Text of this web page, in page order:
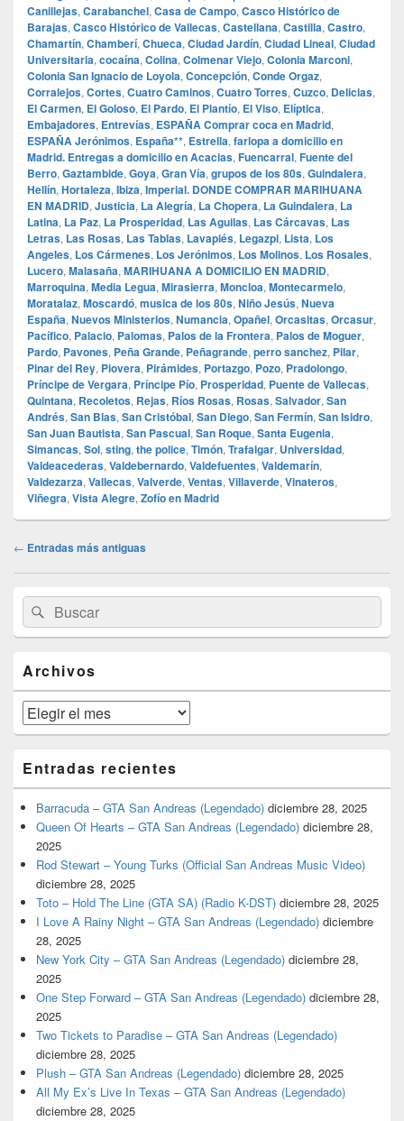
Canillejas, Carabanchel, Casa de Campo, Casco Histórico de
Barajas, Casco Histórico de Vallecas, Castellana, Castilla, Castro,
Chamartín, Chamberí, Chueca, Ciudad Jardín, Ciudad Lineal, Ciudad
Universitaria, cocaína, Colina, Colmenar Viejo, Colonia Marconi,
Colonia San Ignacio de Loyola, Concepción, Conde Orgaz,
Corralejos, Cortes, Cuatro Caminos, Cuatro Torres, Cuzco, Delicias,
El Carmen, El Goloso, El Pardo, El Plantío, El Viso, Elíptica,
Embajadores, Entrevías, ESPAÑA Comprar coca en Madrid,
ESPAÑA Jerónimos, España**, Estrella, farlopa a domicilio en
Madrid. Entregas a domicilio en Acacias, Fuencarral, Fuente del
Berro, Gaztambide, Goya, Gran Vía, grupos de los 80s, Guindalera,
Hellín, Hortaleza, Ibiza, Imperial. DONDE COMPRAR MARIHUANA
EN MADRID, Justicia, La Alegría, La Chopera, La Guindalera, La
Latina, La Paz, La Prosperidad, Las Aguilas, Las Cárcavas, Las
Letras, Las Rosas, Las Tablas, Lavapiés, Legazpi, Lista, Los
Angeles, Los Cármenes, Los Jerónimos, Los Molinos, Los Rosales,
Lucero, Malasaña, MARIHUANA A DOMICILIO EN MADRID,
Marroquina, Media Legua, Mirasierra, Moncloa, Montecarmelo,
Moratalaz, Moscardó, musica de los 80s, Niño Jesús, Nueva
España, Nuevos Ministerios, Numancia, Opañel, Orcasitas, Orcasur,
Pacífico, Palacio, Palomas, Palos de la Frontera, Palos de Moguer,
Pardo, Pavones, Peña Grande, Peñagrande, perro sanchez, Pilar,
Pinar del Rey, Piovera, Pirámides, Portazgo, Pozo, Pradolongo,
Príncipe de Vergara, Príncipe Pío, Prosperidad, Puente de Vallecas,
Quintana, Recoletos, Rejas, Ríos Rosas, Rosas, Salvador, San
Andrés, San Blas, San Cristóbal, San Diego, San Fermín, San Isidro,
San Juan Bautista, San Pascual, San Roque, Santa Eugenia,
Simancas, Sol, sting, the police, Timón, Trafalgar, Universidad,
Valdeacederas, Valdebernardo, Valdefuentes, Valdemarín,
Valdezarza, Vallecas, Valverde, Ventas, Villaverde, Vinateros,
Viñegra, Vista Alegre, Zofío en Madrid
Navegación
← Entradas más antiguas
área
de
widget
lateral
primaria
Buscar
por:
Buscar
Archivos
Archivos
Entradas recientes
Barracuda – GTA San Andreas (Legendado) diciembre 28, 2025
Queen Of Hearts – GTA San Andreas (Legendado) diciembre 28,
2025
Rod Stewart – Young Turks (Official San Andreas Music Video)
diciembre 28, 2025
Toto – Hold The Line (GTA SA) (Radio K-DST) diciembre 28, 2025
I Love A Rainy Night – GTA San Andreas (Legendado) diciembre
28, 2025
New York City – GTA San Andreas (Legendado) diciembre 28,
2025
One Step Forward – GTA San Andreas (Legendado) diciembre 28,
2025
Two Tickets to Paradise – GTA San Andreas (Legendado)
diciembre 28, 2025
Plush – GTA San Andreas (Legendado) diciembre 28, 2025
All My Ex’s Live In Texas – GTA San Andreas (Legendado)
diciembre 28, 2025